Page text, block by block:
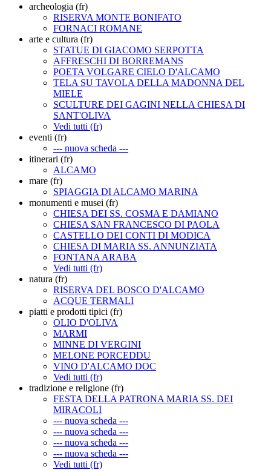
archeologia (fr)
RISERVA MONTE BONIFATO
FORNACI ROMANE
arte e cultura (fr)
STATUE DI GIACOMO SERPOTTA
AFFRESCHI DI BORREMANS
POETA VOLGARE CIELO D'ALCAMO
TELA SU TAVOLA DELLA MADONNA DEL
MIELE
SCULTURE DEI GAGINI NELLA CHIESA DI
SANT'OLIVA
Vedi tutti (fr)
eventi (fr)
--- nuova scheda ---
itinerari (fr)
ALCAMO
mare (fr)
SPIAGGIA DI ALCAMO MARINA
monumenti e musei (fr)
CHIESA DEI SS. COSMA E DAMIANO
CHIESA SAN FRANCESCO DI PAOLA
CASTELLO DEI CONTI DI MODICA
CHIESA DI MARIA SS. ANNUNZIATA
FONTANA ARABA
Vedi tutti (fr)
natura (fr)
RISERVA DEL BOSCO D'ALCAMO
ACQUE TERMALI
piatti e prodotti tipici (fr)
OLIO D'OLIVA
MARMI
MINNE DI VERGINI
MELONE PORCEDDU
VINO D'ALCAMO DOC
Vedi tutti (fr)
tradizione e religione (fr)
FESTA DELLA PATRONA MARIA SS. DEI
MIRACOLI
--- nuova scheda ---
--- nuova scheda ---
--- nuova scheda ---
--- nuova scheda ---
Vedi tutti (fr)